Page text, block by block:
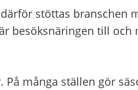
stöttas branschen
besöksnäringen till
många ställen gör